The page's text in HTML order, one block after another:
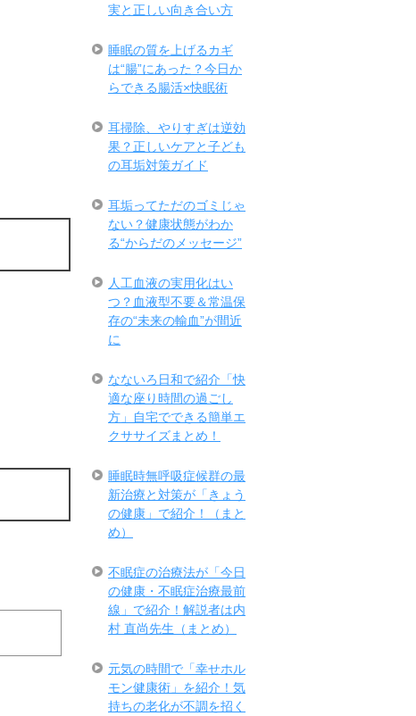
実と正しい向き合い方
睡眠の質を上げるカギ
は“腸”にあった？今日か
らできる腸活×快眠術
耳掃除、やりすぎは逆効
果？正しいケアと子ども
の耳垢対策ガイド
耳垢ってただのゴミじゃ
ない？健康状態がわか
る“からだのメッセージ”
人工血液の実用化はい
つ？血液型不要＆常温保
存の“未来の輸血”が間近
に
なないろ日和で紹介「快
適な座り時間の過ごし
方」自宅でできる簡単エ
クササイズまとめ！
睡眠時無呼吸症候群の最
新治療と対策が「きょう
の健康」で紹介！（まと
め）
不眠症の治療法が「今日
の健康・不眠症治療最前
線」で紹介！解説者は内
村 直尚先生（まとめ）
元気の時間で「幸せホル
モン健康術」を紹介！気
持ちの老化が不調を招く